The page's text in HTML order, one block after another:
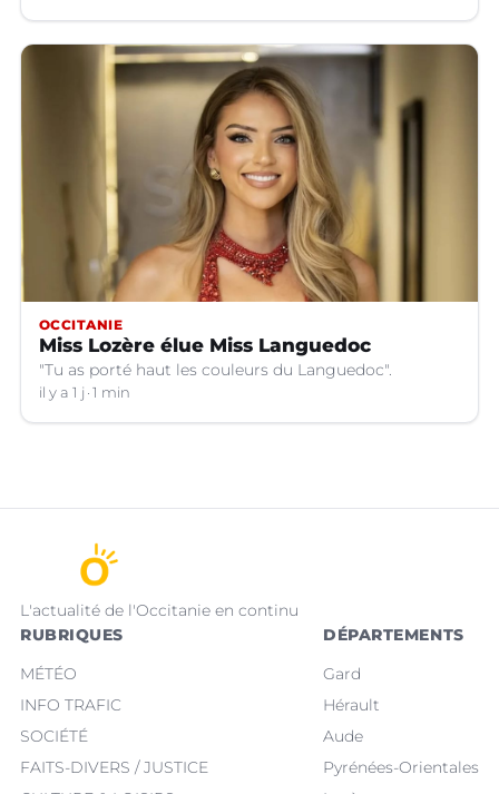
OCCITANIE
Miss Lozère élue Miss Languedoc
"Tu as porté haut les couleurs du Languedoc".
il y a 1 j 1 min
L'actualité de l'Occitanie en continu
RUBRIQUES
MÉTÉO
INFO TRAFIC
SOCIÉTÉ
FAITS-DIVERS / JUSTICE
DÉPARTEMENTS
Gard
Hérault
Aude
Pyrénées-Orientales